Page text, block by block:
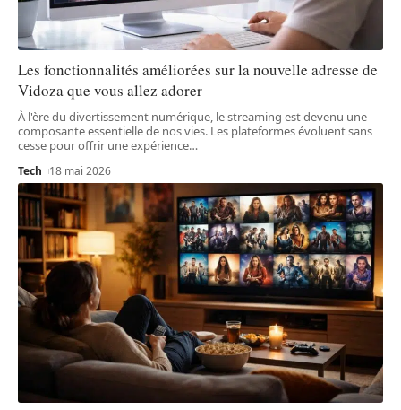
Les fonctionnalités améliorées sur la nouvelle adresse de
Vidoza que vous allez adorer
À l'ère du divertissement numérique, le streaming est devenu une
composante essentielle de nos vies. Les plateformes évoluent sans
cesse pour offrir une expérience…
Tech 18 mai 2026